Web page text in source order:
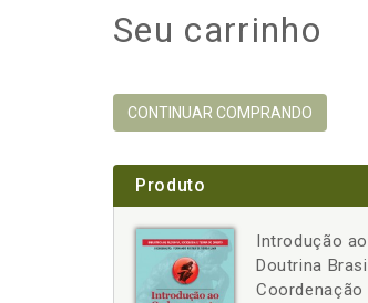
Seu carrinho
CONTINUAR COMPRANDO
Produto
Introdução
Doutrina
Coordenação